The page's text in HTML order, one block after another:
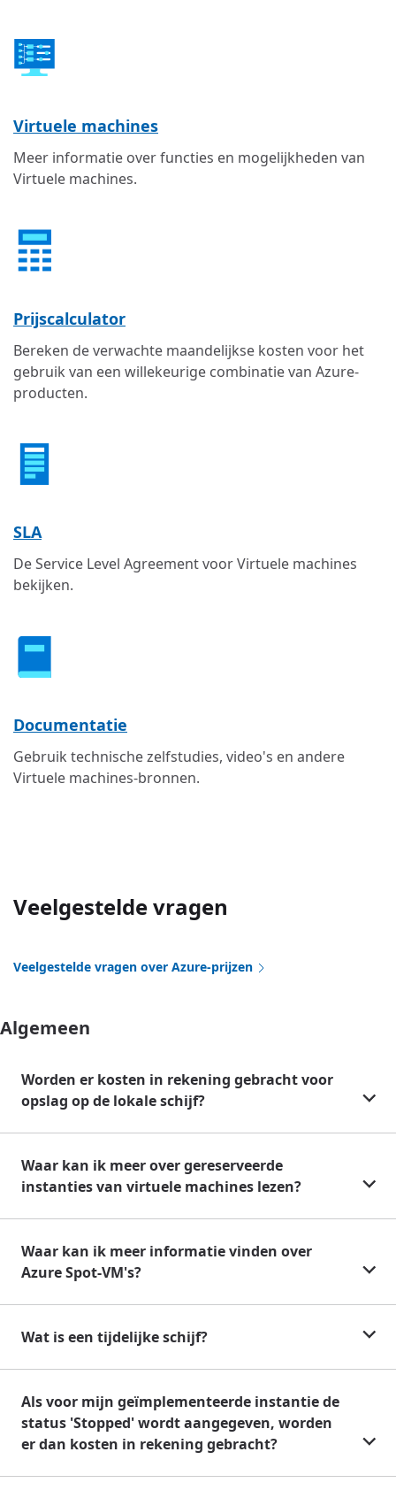
Virtuele machines
Meer informatie over functies en mogelijkheden van
Virtuele machines.
Prijscalculator
Bereken de verwachte maandelijkse kosten voor het
gebruik van een willekeurige combinatie van Azure-
producten.
SLA
De Service Level Agreement voor Virtuele machines
bekijken.
Documentatie
Gebruik technische zelfstudies, video's en andere
Virtuele machines-bronnen.
Veelgestelde vragen
Veelgestelde vragen over Azure-prijzen
Algemeen
Worden er kosten in rekening gebracht voor
opslag op de lokale schijf?
Waar kan ik meer over gereserveerde
instanties van virtuele machines lezen?
Waar kan ik meer informatie vinden over
Azure Spot-VM's?
Wat is een tijdelijke schijf?
Als voor mijn geïmplementeerde instantie de
status 'Stopped' wordt aangegeven, worden
er dan kosten in rekening gebracht?